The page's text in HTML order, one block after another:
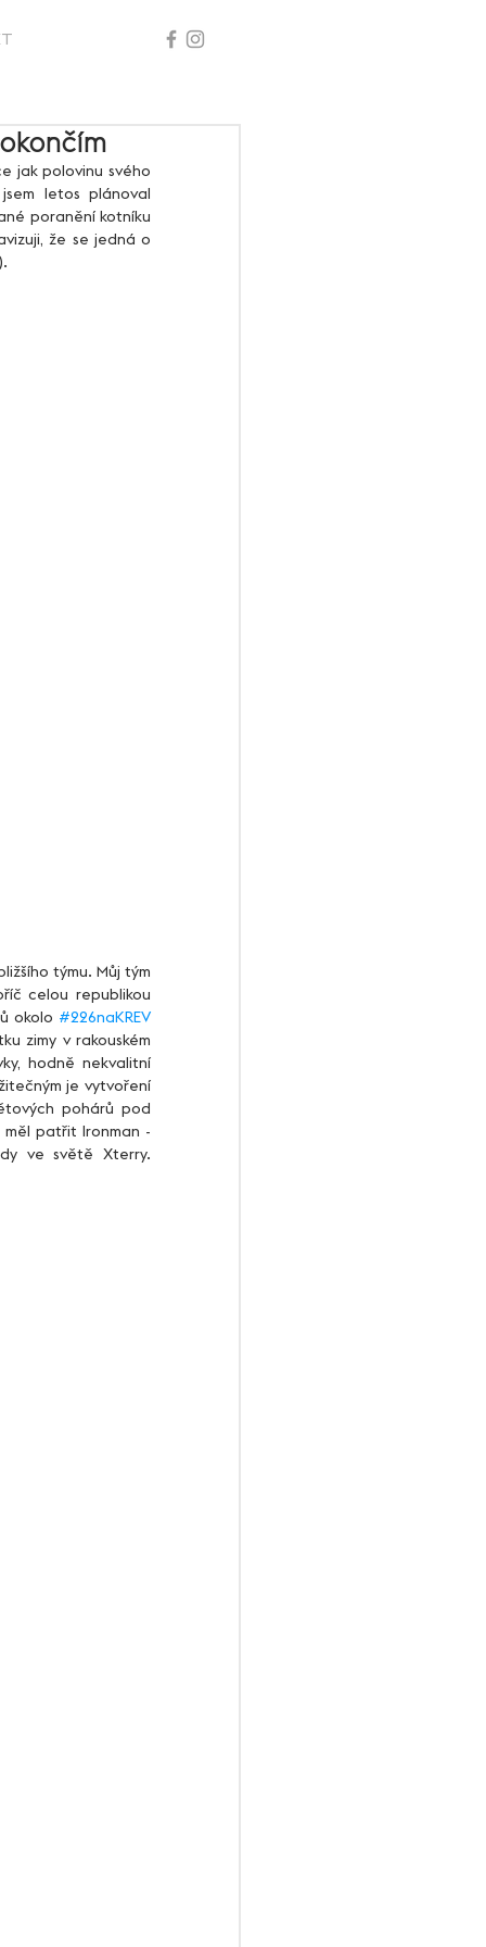
letos plánoval
poranění kotníku
že se jedná o
celou republikou
okolo #226naKREV
zimy v rakouském
hodně nekvalitní
je vytvoření
pohárů pod
patřit Ironman -
ve světě Xterry.